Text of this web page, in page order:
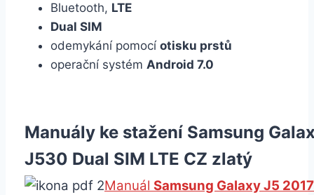
Bluetooth, LTE
Dual SIM
odemykání pomocí otisku prstů
operační systém Android 7.0
Manuály ke stažení Samsung
J530 Dual SIM LTE CZ zlatý
Manuál Samsung Galaxy J5